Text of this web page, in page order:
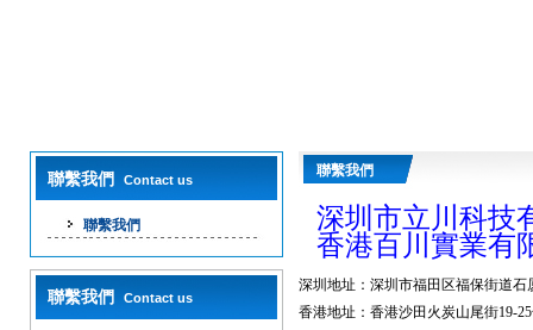
聯繫我們 Contact us
聯繫我們
聯繫我們 Contact us
聯繫我們
深圳市立川科技
香港百川實業有
深圳地址：深圳市福田区福保街道
香港地址：香港沙田火炭山尾街19-